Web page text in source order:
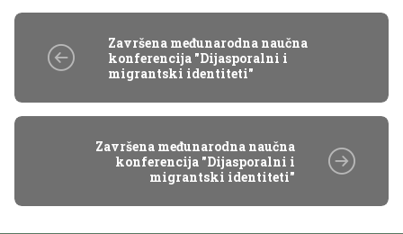
Završena međunarodna naučna
konferencija "Dijasporalni i
migrantski identiteti"
Završena međunarodna naučna
konferencija "Dijasporalni i
migrantski identiteti"